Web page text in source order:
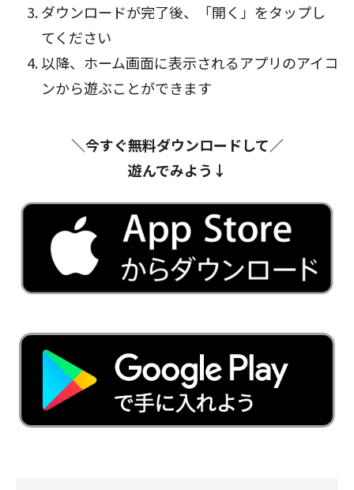
ダウンロードが完了後、「開く」をタップし
てください
以降、ホーム画面に表示されるアプリのアイコ
ンから遊ぶことができます
＼今すぐ無料ダウンロードして／
遊んでみよう↓